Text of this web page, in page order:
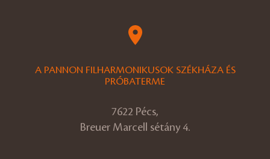
A PANNON FILHARMONIKUSOK SZÉKHÁZA ÉS
PRÓBATERME
7622 Pécs,
Breuer Marcell sétány 4.